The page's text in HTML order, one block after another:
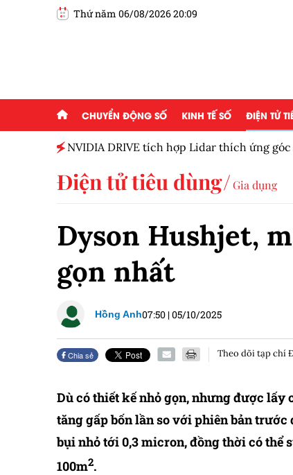
Thứ năm 06/08/2026 20:09
CHUYỂN ĐỘNG SỐ KINH TẾ SỐ ĐIỆN TỬ
NVIDIA DRIVE tích hợp Lidar thích ứng
Điện tử tiêu dùng Gia dụng
Dyson Hushjet,
gọn nhất
Hồng Anh07:50 |05/10/2025
Chia sẻ Theo dõi tạp chí
Dù có thiết kế nhỏ gọn, nhưng được
tăng gấp bốn lần so với phiên bản trước
bụi nhỏ tới 0,3 micron, đồng thời có thể
100m2.